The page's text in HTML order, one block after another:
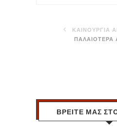
ΚΑΙΝΟΥΡΓΙΑ
ΠΑΛΑΙΟΤΕΡΑ
ΒΡΕΙΤΕ ΜΑΣ